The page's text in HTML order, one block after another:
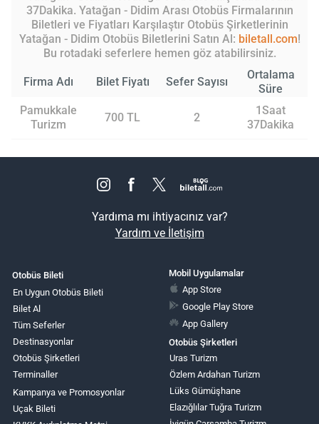
37Dakika. Yatağan - Didim Arası Otobüs Firmalarının
Biletleri ve Fiyatları Karşılaştır Otobüs Şirketlerinin
Yatağan - Didim Otobüs Biletlerini Satın Al: biletall.com!
Bu rotadaki seferlere hemen göz atabilirsiniz.
Firma Adı Bilet Fiyatı Sefer Sayısı
Ortalama
Süre
Pamukkale
Turizm
700 TL 2
1Saat
37Dakika
Yardıma mı ihtiyacınız var?
Yardım ve İletişim
Otobüs Bileti
En Uygun Otobüs Bileti
Bilet Al
Tüm Seferler
Destinasyonlar
Otobüs Şirketleri
Terminaller
Kampanya ve Promosyonlar
Uçak Bileti
Mobil Uygulamalar
App Store
Google Play Store
App Gallery
Otobüs Şirketleri
Uras Turizm
Özlem Ardahan Turizm
Lüks Gümüşhane
Elazığlılar Tuğra Turizm